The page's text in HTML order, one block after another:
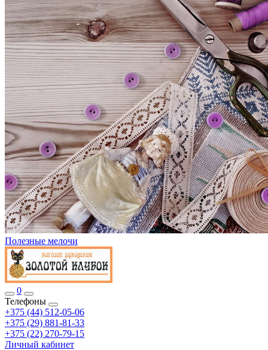
Полезные мелочи
0
Телефоны
+375 (44) 512-05-06
+375 (29) 881-81-33
+375 (22) 270-79-15
Личный кабинет